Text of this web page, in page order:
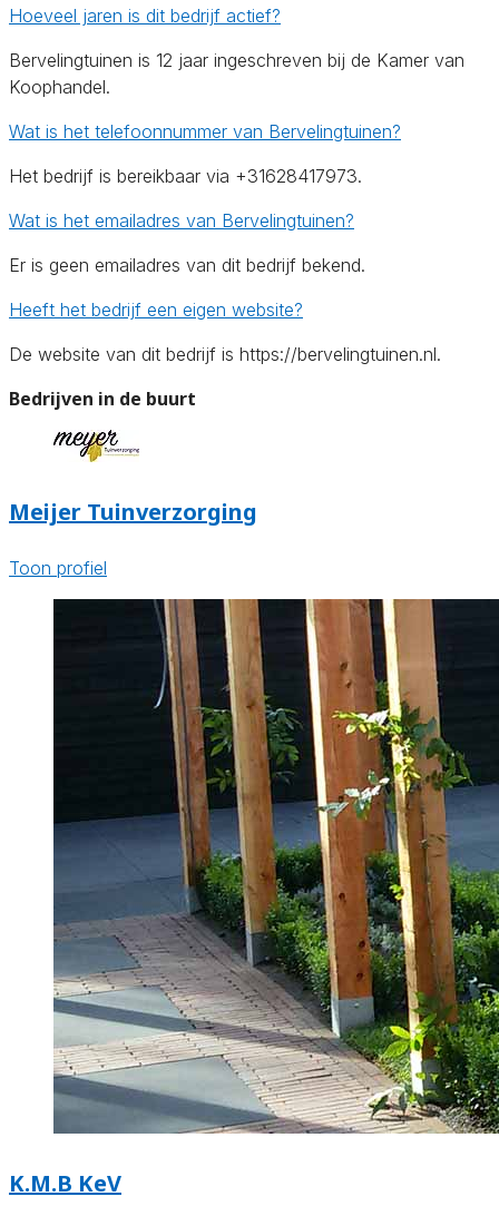
Hoeveel jaren is dit bedrijf actief?
Bervelingtuinen is 12 jaar ingeschreven bij de Kamer van
Koophandel.
Wat is het telefoonnummer van Bervelingtuinen?
Het bedrijf is bereikbaar via +31628417973.
Wat is het emailadres van Bervelingtuinen?
Er is geen emailadres van dit bedrijf bekend.
Heeft het bedrijf een eigen website?
De website van dit bedrijf is https://bervelingtuinen.nl.
Bedrijven in de buurt
Meijer Tuinverzorging
Toon profiel
K.M.B KeV